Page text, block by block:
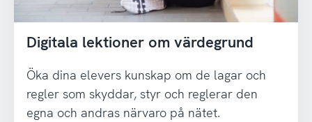
Digitala lektioner om värdegrund
Öka dina elevers kunskap om de lagar och
regler som skyddar, styr och reglerar den
egna och andras närvaro på nätet.